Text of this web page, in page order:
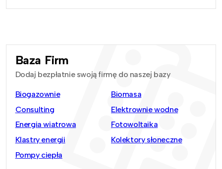
Baza Firm
Dodaj bezpłatnie swoją firmę do naszej bazy
Biogazownie
Biomasa
Consulting
Elektrownie wodne
Energia wiatrowa
Fotowoltaika
Klastry energii
Kolektory słoneczne
Pompy ciepła